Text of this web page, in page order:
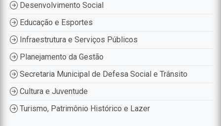
Desenvolvimento Social
Educação e Esportes
Infraestrutura e Serviços Públicos
Planejamento da Gestão
Secretaria Municipal de Defesa Social e Trânsito
Cultura e Juventude
Turismo, Patrimônio Histórico e Lazer